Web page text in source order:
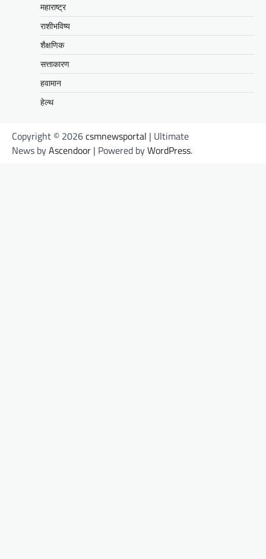
महाराष्ट्र
राशीभविष्य
शैक्षणिक
सत्ताकारण
हवामान
हेल्थ
Copyright © 2026csmnewsportal | Ultimate
News byAscendoor | Powered byWordPress.